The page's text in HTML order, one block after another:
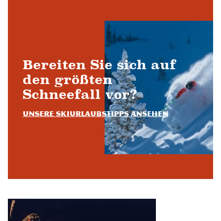
Bereiten Sie sich auf
den größten
Schneefall vor?
Unsere Skiurlaubstipps ansehen